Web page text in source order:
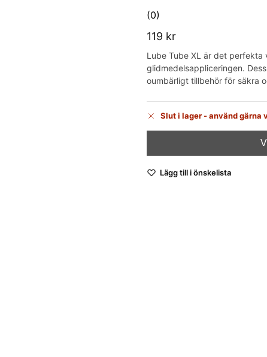
(0)
119 kr
Lube Tube XL är det
glidmedelsappliceringen.
oumbärligt tillbehör för säkra
Slut i lager - använd gärna
Lägg till i önskelista